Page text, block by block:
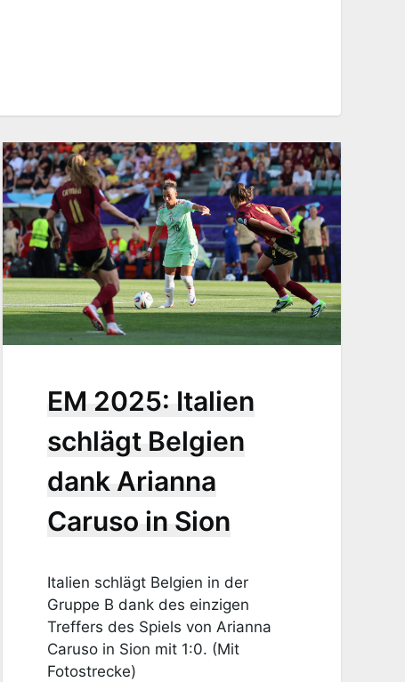
EM 2025: Italien
schlägt Belgien
dank Arianna
Caruso in Sion
Italien schlägt Belgien in der
Gruppe B dank des einzigen
Treffers des Spiels von Arianna
Caruso in Sion mit 1:0. (Mit
Fotostrecke)